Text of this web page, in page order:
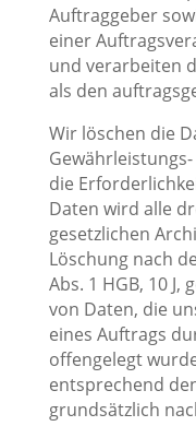
Auftraggeber
einer
und verarbeiten
als den
Wir löschen die
die
Daten wird alle
gesetzlichen
Löschung nach
Abs. 1 HGB, 10 J,
von Daten, die
eines Auftrags
offengelegt
entsprechend
grundsätzlich